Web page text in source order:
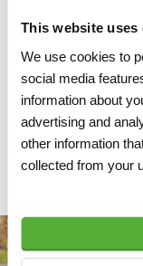
This website uses
We use cookies to
social media
information about
advertising and
other information
collected from your
Anti-parkeerpaal
Ø 15 cm geel/
te storten
Artnr w4588
€ 185,00